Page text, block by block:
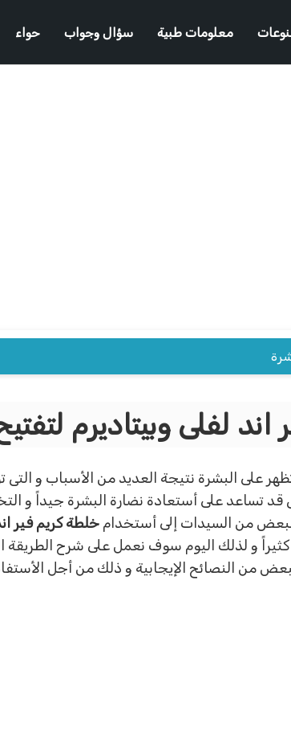
معلومات طبية سؤال وجواب حواء
لفلى وبيتاديرم
على البشرة نتيجة العديد من الأسباب و
قد تساعد على أستعادة نضارة البشرة جيداً
البعض من السيدات إلى أستخدام خلطة كريم فير
و لذلك اليوم سوف نعمل على شرح الطريقة
من النصائح الإيجابية و ذلك من أجل